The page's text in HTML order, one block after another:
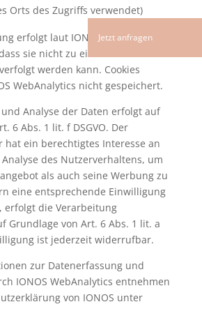
Orts des Zugriffs verwendet)
erfolgt laut IONOS vollständig
sie nicht zu einzelnen
werden kann. Cookies
WebAnalytics nicht gespeichert.
Analyse der Daten erfolgt auf
6 Abs. 1 lit. f DSGVO. Der
hat ein berechtigtes Interesse an
des Nutzerverhaltens, um
als auch seine Werbung zu
eine entsprechende Einwilligung
erfolgt die Verarbeitung
Grundlage von Art. 6 Abs. 1 lit. a
ist jederzeit widerrufbar.
zur Datenerfassung und
IONOS WebAnalytics entnehmen
von IONOS unter